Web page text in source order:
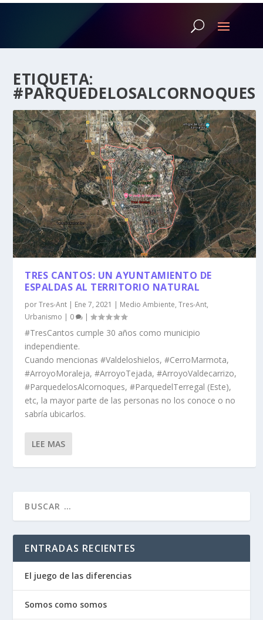
ETIQUETA:
#PARQUEDELOSALCORNOQUES
TRES CANTOS: UN AYUNTAMIENTO DE
ESPALDAS AL TERRITORIO NATURAL
porTres-Ant | Ene 7, 2021 | Medio Ambiente,Tres-Ant,
Urbanismo | 0 |
#TresCantos cumple 30 años como municipio
independiente.
Cuando mencionas #Valdeloshielos, #CerroMarmota,
#ArroyoMoraleja, #ArroyoTejada, #ArroyoValdecarrizo,
#ParquedelosAlcornoques, #ParquedelTerregal (Este),
etc, la mayor parte de las personas no los conoce o no
sabría ubicarlos.
LEE MAS
ENTRADAS RECIENTES
El juego de las diferencias
Somos como somos